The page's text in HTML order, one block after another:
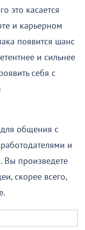
это касается
и карьерном
появится шанс
и сильнее
себя с
общения с
и
произведете
скорее всего,